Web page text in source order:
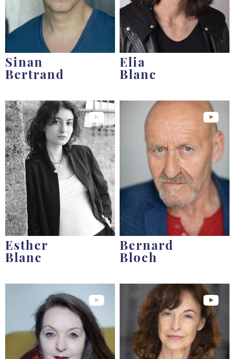
Sinan
Bertrand
Elia
Blanc
Esther
Blanc
Bernard
Bloch